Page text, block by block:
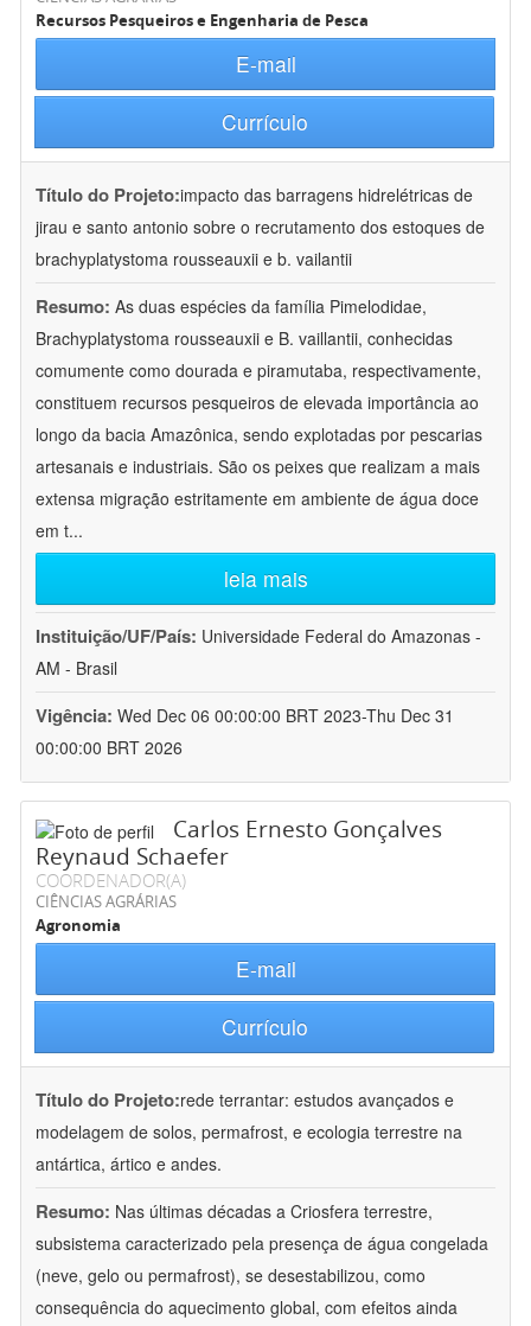
Recursos Pesqueiros e Engenharia de Pesca
E-mail
Currículo
Título do Projeto:impacto das barragens hidrelétricas de
jirau e santo antonio sobre o recrutamento dos estoques de
brachyplatystoma rousseauxii e b. vailantii
Resumo: As duas espécies da família Pimelodidae,
Brachyplatystoma rousseauxii e B. vaillantii, conhecidas
comumente como dourada e piramutaba, respectivamente,
constituem recursos pesqueiros de elevada importância ao
longo da bacia Amazônica, sendo explotadas por pescarias
artesanais e industriais. São os peixes que realizam a mais
extensa migração estritamente em ambiente de água doce
em t...
leia mais
Instituição/UF/País: Universidade Federal do Amazonas -
AM - Brasil
Vigência: Wed Dec 06 00:00:00 BRT 2023-Thu Dec 31
00:00:00 BRT 2026
Carlos Ernesto Gonçalves
Reynaud Schaefer
COORDENADOR(A)
CIÊNCIAS AGRÁRIAS
Agronomia
E-mail
Currículo
Título do Projeto:rede terrantar: estudos avançados e
modelagem de solos, permafrost, e ecologia terrestre na
antártica, ártico e andes.
Resumo: Nas últimas décadas a Criosfera terrestre,
subsistema caracterizado pela presença de água congelada
(neve, gelo ou permafrost), se desestabilizou, como
consequência do aquecimento global, com efeitos ainda